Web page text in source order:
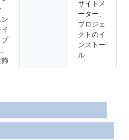
ン
プ
飾
サイトメ
ーター、
プロジェ
クトのイ
ンストー
ル
詳細